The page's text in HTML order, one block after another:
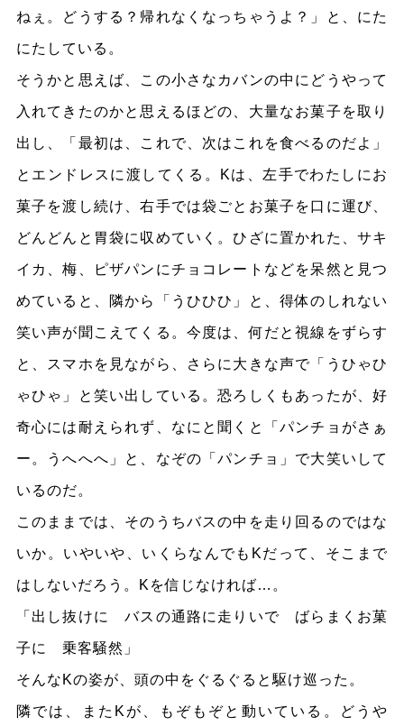
ねぇ。どうする？帰れなくなっちゃうよ？」と、にた
にたしている。
そうかと思えば、この小さなカバンの中にどうやって
入れてきたのかと思えるほどの、大量なお菓子を取り
出し、「最初は、これで、次はこれを食べるのだよ」
とエンドレスに渡してくる。Kは、左手でわたしにお
菓子を渡し続け、右手では袋ごとお菓子を口に運び、
どんどんと胃袋に収めていく。ひざに置かれた、サキ
イカ、梅、ピザパンにチョコレートなどを呆然と見つ
めていると、隣から「うひひひ」と、得体のしれない
笑い声が聞こえてくる。今度は、何だと視線をずらす
と、スマホを見ながら、さらに大きな声で「うひゃひ
ゃひゃ」と笑い出している。恐ろしくもあったが、好
奇心には耐えられず、なにと聞くと「パンチョがさぁ
ー。うへへへ」と、なぞの「パンチョ」で大笑いして
いるのだ。
このままでは、そのうちバスの中を走り回るのではな
いか。いやいや、いくらなんでもKだって、そこまで
はしないだろう。Kを信じなければ…。
「出し抜けに バスの通路に走りいで ばらまくお菓
子に 乗客騒然」
そんなKの姿が、頭の中をぐるぐると駆け巡った。
隣では、またKが、もぞもぞと動いている。どうや